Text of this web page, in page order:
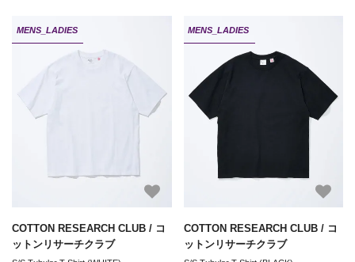
MENS_LADIES
COTTON RESEARCH CLUB / コ
ットンリサーチクラブ
MENS_LADIES
COTTON RESEARCH CLUB / コ
ットンリサーチクラブ